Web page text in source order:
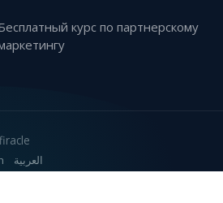
курс по партнерскому
العربية